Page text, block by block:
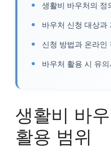
생활비 바우처의 정
바우처 신청 대상과
신청 방법과 온라인
바우처 활용 시 유
생활비 바
활용 범위